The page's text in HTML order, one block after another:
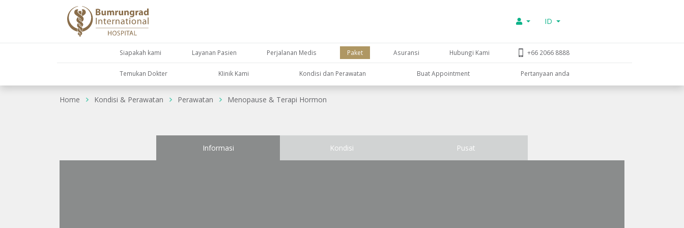
ID
Siapakah kami Layanan Pasien Perjalanan Medis Paket Asuransi Hubungi Kami +66 2066 8888
Temukan Dokter KIinik Kami Kondisi dan Perawatan Buat Appointment Pertanyaan anda
Home Kondisi & Perawatan Perawatan Menopause & Terapi Hormon
Informasi Kondisi Pusat